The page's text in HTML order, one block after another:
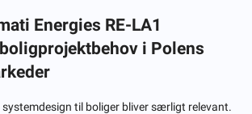
Energies RE-LA1
i Polens
systemdesign til boliger bliver særligt relevant.